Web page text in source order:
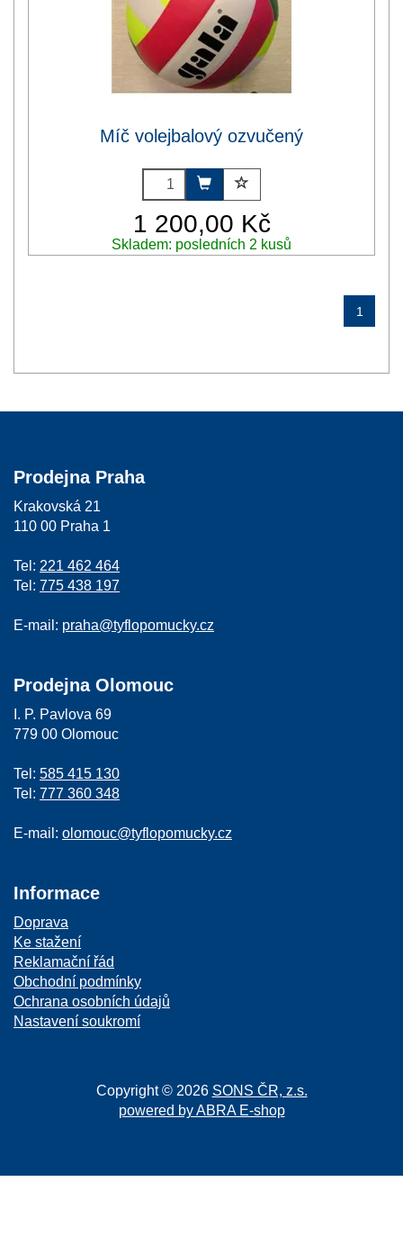
Míč volejbalový ozvučený
1 200,00 Kč
Skladem: posledních 2 kusů
1
Prodejna Praha
Krakovská 21
110 00 Praha 1
Tel: 221 462 464
Tel: 775 438 197
E-mail: praha@tyflopomucky.cz
Prodejna Olomouc
I. P. Pavlova 69
779 00 Olomouc
Tel: 585 415 130
Tel: 777 360 348
E-mail: olomouc@tyflopomucky.cz
Informace
Doprava
Ke stažení
Reklamační řád
Obchodní podmínky
Ochrana osobních údajů
Nastavení soukromí
Copyright © 2026 SONS ČR, z.s.
powered by ABRA E-shop